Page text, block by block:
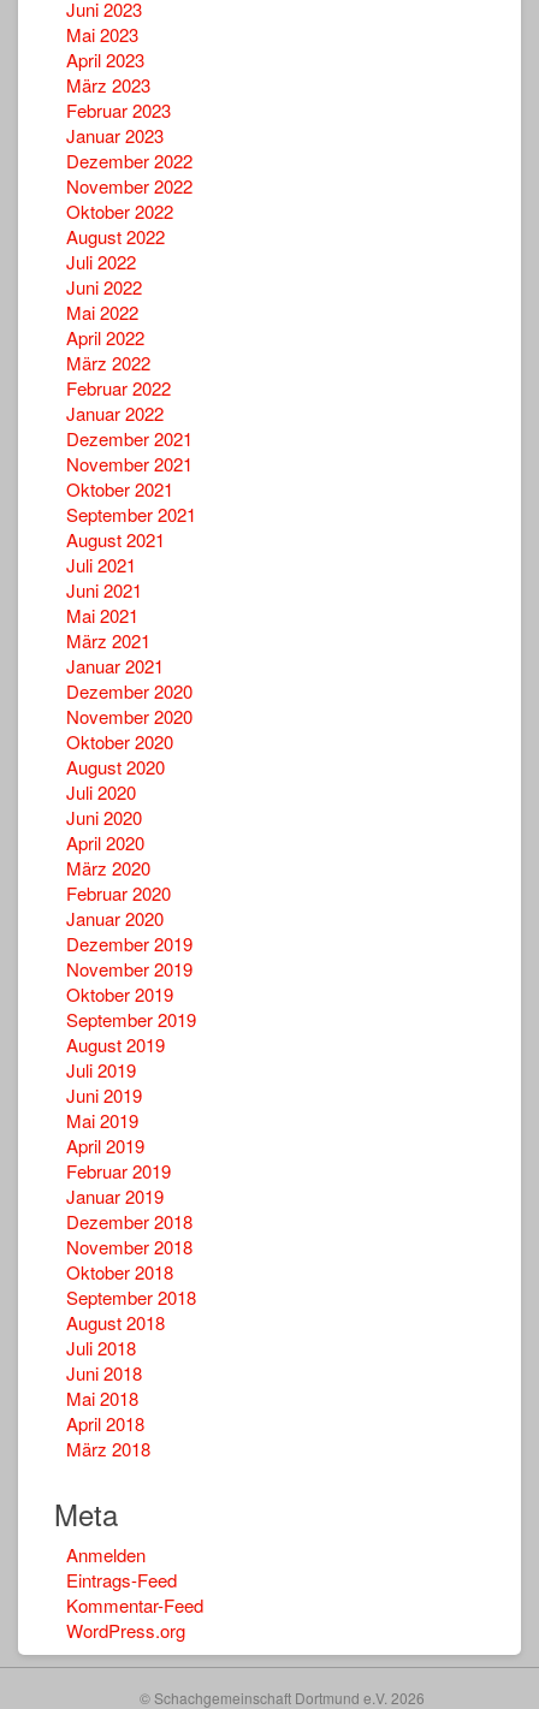
Juni 2023
Mai 2023
April 2023
März 2023
Februar 2023
Januar 2023
Dezember 2022
November 2022
Oktober 2022
August 2022
Juli 2022
Juni 2022
Mai 2022
April 2022
März 2022
Februar 2022
Januar 2022
Dezember 2021
November 2021
Oktober 2021
September 2021
August 2021
Juli 2021
Juni 2021
Mai 2021
März 2021
Januar 2021
Dezember 2020
November 2020
Oktober 2020
August 2020
Juli 2020
Juni 2020
April 2020
März 2020
Februar 2020
Januar 2020
Dezember 2019
November 2019
Oktober 2019
September 2019
August 2019
Juli 2019
Juni 2019
Mai 2019
April 2019
Februar 2019
Januar 2019
Dezember 2018
November 2018
Oktober 2018
September 2018
August 2018
Juli 2018
Juni 2018
Mai 2018
April 2018
März 2018
Meta
Anmelden
Eintrags-Feed
Kommentar-Feed
WordPress.org
© Schachgemeinschaft Dortmund e.V. 2026